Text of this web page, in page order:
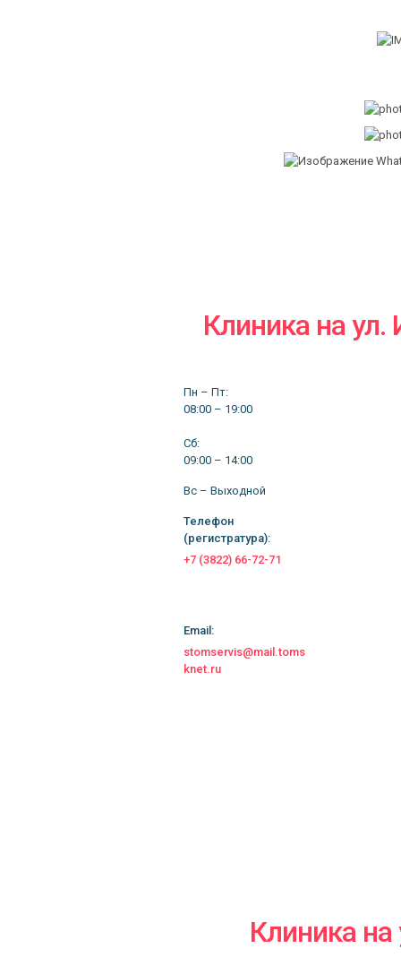
Клиника на
Пн – Пт:
08:00 – 19:00
Сб:
09:00 – 14:00
Вс – Выходной
Телефон
(регистратура):
+7 (3822) 66-72-71
Email:
stomservis@mail.toms
knet.ru
Клиника